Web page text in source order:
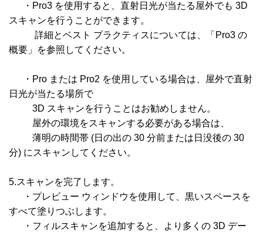
・Pro3 を使用すると、直射日光が当たる屋外でも 3D
スキャンを行うことができます。
詳細とベスト プラクティスについては、「Pro3 の
概要」を参照してください。
・Pro または Pro2 を使用している場合は、屋外で直射
日光が当たる場所で
3D スキャンを行うことはお勧めしません。
屋外の環境をスキャンする必要がある場合は、
薄明の時間帯 (日の出の 30 分前または日没後の 30
分) にスキャンしてください。
5.スキャンを完了します。
・プレビュー ウィンドウを使用して、黒いスペースを
すべて塗りつぶします。
・フィルスキャンを追加すると、より多くの 3D デー